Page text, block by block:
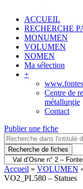
ACCUEIL
RECHERCHE
MONUMEN
VOLUMEN
NOMEN
Ma sélection
+
Centre de
métallurgie
Contact
Publier une fiche
Recherche de fiches
Accueil » VOLUMEN
VO2_PL580 – Statues